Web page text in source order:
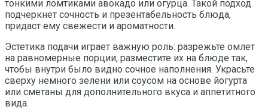
тонкими ломтиками авокадо или огурца. Такой подход
подчеркнет сочность и презентабельность блюда,
придаст ему свежести и ароматности.
Эстетика подачи играет важную роль: разрежьте омлет
на равномерные порции, разместите их на блюде так,
чтобы внутри было видно сочное наполнения. Украсьте
сверху немного зелени или соусом на основе йогурта
или сметаны для дополнительного вкуса и аппетитного
вида.